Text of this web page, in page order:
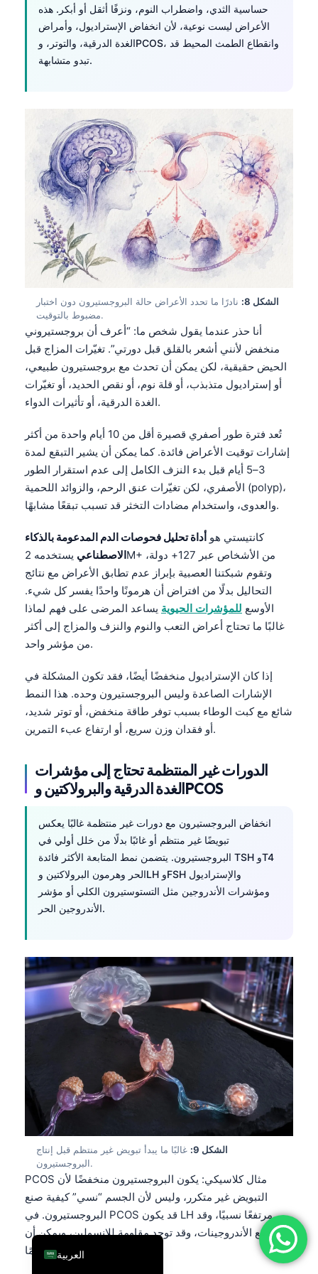
حساسية الثدي، واضطراب النوم، ونزفًا أثقل أو أبكر. هذه
الأعراض ليست نوعية، لأن انخفاض الإستراديول، وأمراض
الغدة الدرقية، والتوتر، وPCOS، وانقطاع الطمث المحيط قد
تبدو متشابهة.
الشكل 8:
نادرًا ما تحدد الأعراض حالة البروجستيرون دون اختبار
مضبوط بالتوقيت.
أنا حذر عندما يقول شخص ما: “أعرف أن بروجستيروني
منخفض لأنني أشعر بالقلق قبل دورتي”. تغيّرات المزاج قبل
الحيض حقيقية، لكن يمكن أن تحدث مع بروجستيرون طبيعي،
أو إستراديول متذبذب، أو قلة نوم، أو نقص الحديد، أو تغيّرات
الغدة الدرقية، أو تأثيرات الدواء.
تُعد فترة طور أصفري قصيرة أقل من 10 أيام واحدة من أكثر
إشارات توقيت الأعراض فائدة. كما يمكن أن يشير التبقع لمدة
3–5 أيام قبل بدء النزف الكامل إلى عدم استقرار الطور
الأصفري، لكن تغيّرات عنق الرحم، والزوائد اللحمية (polyp)،
والعدوى، واستخدام مضادات التخثر قد تسبب تبقعًا مشابهًا.
كانتيستي هو أداة تحليل فحوصات الدم المدعومة بالذكاء
الاصطناعي
يستخدمه 2M+ من الأشخاص عبر 127+ دولة،
وتقوم شبكتنا العصبية بإبراز عدم تطابق الأعراض مع نتائج
التحاليل بدلًا من افتراض أن هرمونًا واحدًا يفسر كل شيء.
الأوسع للمؤشرات الحيوية يساعد المرضى على فهم لماذا
غالبًا ما تحتاج أعراض التعب والنوم والنزف والمزاج إلى أكثر
من مؤشر واحد.
إذا كان الإستراديول منخفضًا أيضًا، فقد تكون المشكلة في
الإشارات الصاعدة وليس البروجستيرون وحده. هذا النمط
شائع مع كبت الوطاء بسبب توفر طاقة منخفض، أو توتر شديد،
أو فقدان وزن سريع، أو ارتفاع عبء التمرين.
الدورات غير المنتظمة تحتاج إلى مؤشرات
الغدة الدرقية والبرولاكتين وPCOS
انخفاض البروجستيرون مع دورات غير منتظمة غالبًا يعكس
تبويضًا غير منتظم أو غائبًا بدلًا من خلل أولي في
البروجستيرون. يتضمن نمط المتابعة الأكثر فائدة TSH وT4
الحر وهرمون البرولاكتين وLH وFSH والإستراديول
ومؤشرات الأندروجين مثل التستوستيرون الكلي أو مؤشر
الأندروجين الحر.
الشكل 9:
غالبًا ما يبدأ تبويض غير منتظم قبل إنتاج
البروجستيرون.
PCOS مثال كلاسيكي: يكون البروجستيرون منخفضًا لأن
التبويض غير متكرر، وليس لأن الجسم “نسي” كيفية صنع
البروجستيرون. في PCOS قد يكون LH مرتفعًا نسبيًا، وقد
ترتفع الأندروجينات، وقد توجد مقاومة للإنسولين، ويمكن أن
العربية
English
Deutsch
Français
עִבְרִית
Italiano
Español
Português
Română
简体中文
فارسی
Nederlands
हिन्दी
Bahasa Indonesia
Հայերեն
Српски језик
Bosanski
Azərbaycan dili
Eesti
Čeština
ქართული
Русский
Lietuvių kalba
Slovenščina
Magyar
Shqip
বাংলা
اردو
मराठी
తెలుగు
தமிழ்
ગુજરાતી
മലയാളം
Bahasa Melayu
Tiếng Việt
Tagalog
ไทย
ဗမာစာ
ភាសាខ្មែរ
Українська
O‘zbekcha
Català